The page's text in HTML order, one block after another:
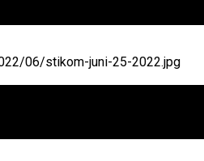
06/stikom-juni-25-2022.jpg